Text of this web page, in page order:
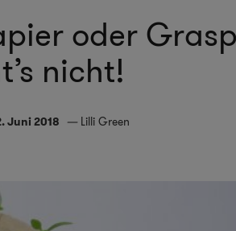
oder
nicht!
Juni 2018 Lilli Green